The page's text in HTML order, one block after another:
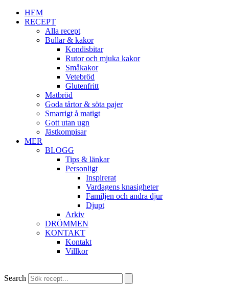
HEM
RECEPT
Alla recept
Bullar & kakor
Kondisbitar
Rutor och mjuka kakor
Småkakor
Vetebröd
Glutenfritt
Matbröd
Goda tårtor & söta pajer
Smarrigt å matigt
Gott utan ugn
Jästkompisar
MER
BLOGG
Tips & länkar
Personligt
Inspirerat
Vardagens knasigheter
Familjen och andra djur
Djupt
Arkiv
DRÖMMEN
KONTAKT
Kontakt
Villkor
Search